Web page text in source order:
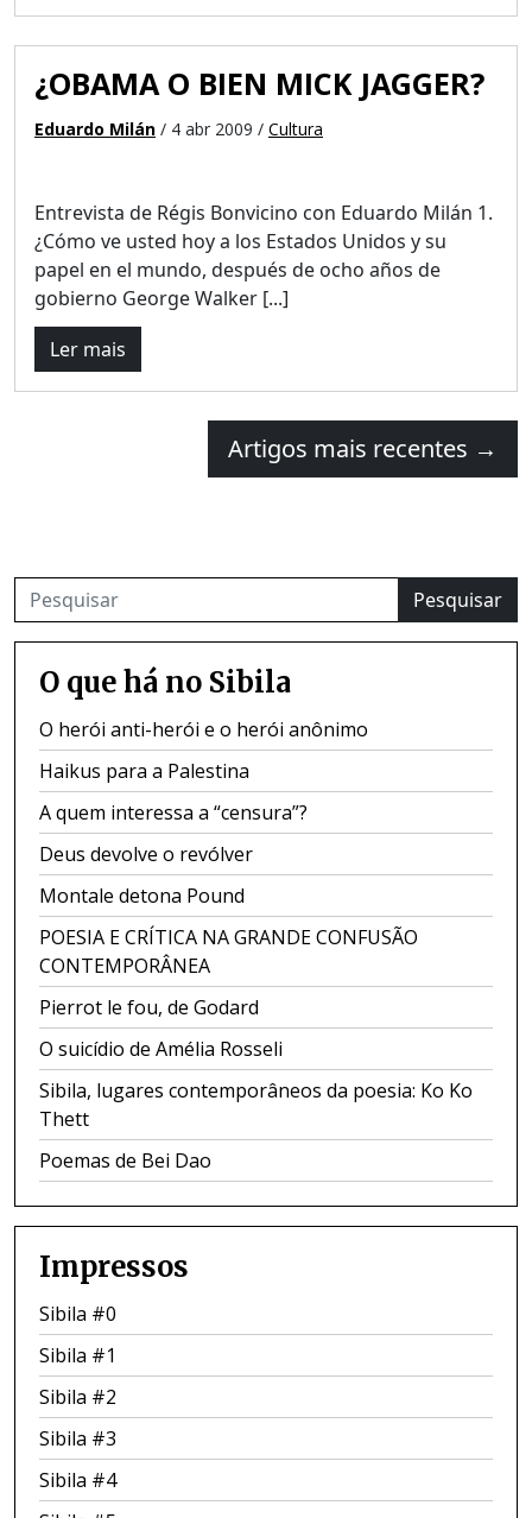
¿OBAMA O BIEN MICK JAGGER?
Eduardo Milán / 4 abr 2009 / Cultura
Entrevista de Régis Bonvicino con Eduardo Milán 1.
¿Cómo ve usted hoy a los Estados Unidos y su
papel en el mundo, después de ocho años de
gobierno George Walker [...]
Ler mais
Artigos mais recentes →
Pesquisar
O que há no Sibila
O herói anti-herói e o herói anônimo
Haikus para a Palestina
A quem interessa a “censura”?
Deus devolve o revólver
Montale detona Pound
POESIA E CRÍTICA NA GRANDE CONFUSÃO
CONTEMPORÂNEA
Pierrot le fou, de Godard
O suicídio de Amélia Rosseli
Sibila, lugares contemporâneos da poesia: Ko Ko
Thett
Poemas de Bei Dao
Impressos
Sibila #0
Sibila #1
Sibila #2
Sibila #3
Sibila #4